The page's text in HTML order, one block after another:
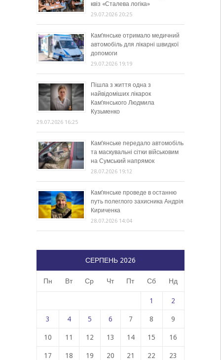
квіз «Сталева логіка»
29.07.2026 20:25
Кам’янське отримало медичний
автомобіль для лікарні швидкої
допомоги
29.07.2026 19:19
Пішла з життя одна з
найвідоміших лікарок
Кам’янського Людмила
Кузьменко
29.07.2026 16:25
Кам’янське передало автомобіль
та маскувальні сітки військовим
на Сумський напрямок
28.07.2026 19:12
Кам’янське проведе в останню
путь полеглого захисника Андрія
Кириченка
28.07.2026 14:04
СЕРПЕНЬ 2026
Пн Вт Ср Чт Пт Сб Нд
1 2
3 4 5 6 7 8 9
10 11 12 13 14 15 16
17 18 19 20 21 22 23